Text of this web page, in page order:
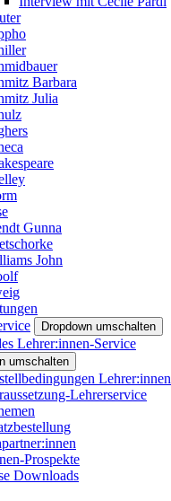
Barbara
Julia
Gunna
John
Dropdown umschalten
Lehrer:innen-Service
umschalten
Lehrer:innen
Lehrerservice
Prospekte
Downloads